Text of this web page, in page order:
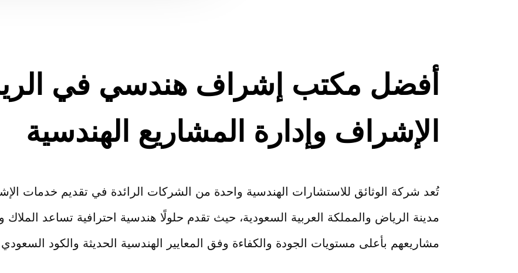
أفضل مكتب إشراف هندسي في
الإشراف وإدارة المشاريع الهندسية
تُعد شركة الوثائق للاستشارات الهندسية واحدة من الشركات الرائدة في تقديم خدمات
مدينة الرياض والمملكة العربية السعودية، حيث تقدم حلولًا هندسية احترافية تساعد الملاك
مشاريعهم بأعلى مستويات الجودة والكفاءة وفق المعايير الهندسية الحديثة والكود السعودي